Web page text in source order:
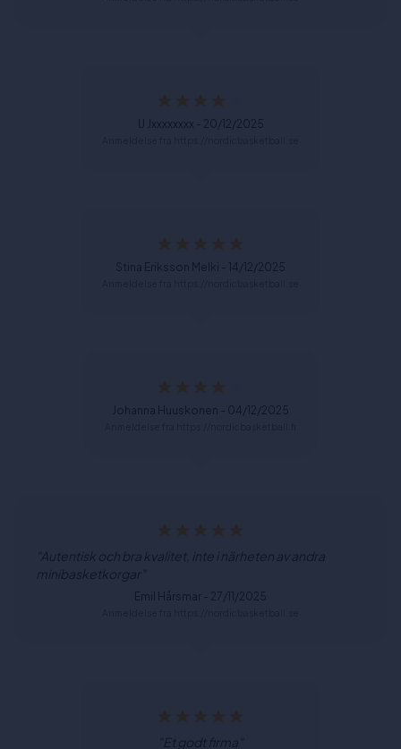
U Jxxxxxxxx - 20/12/2025
Stina Eriksson Melki - 14/12/2025
Johanna Huuskonen - 04/12/2025
"Autentisk och bra kvalitet, inte i närheten av andra
minibasketkorgar"
Emil Hårsmar - 27/11/2025
"Et godt firma"